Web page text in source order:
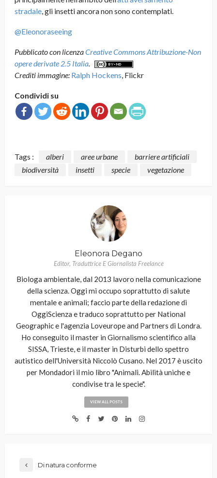
stradale, gli insetti ancora non sono contemplati.
@Eleonoraseeing
Pubblicato con licenzaCreative Commons Attribuzione-Non
opere derivate 2.5 Italia.
Crediti immagine: Ralph Hockens, Flickr
Condividi su
Tags : alberi aree urbane
barriere artificiali
biodiversità
insetti specie vegetazione
Eleonora Degano
Editor, Traduttrice E Giornalista Freelance
Biologa ambientale, dal 2013 lavoro nella comunicazione
della scienza. Oggi mi occupo soprattutto di salute
mentale e animali; faccio parte della redazione di
OggiScienza e traduco soprattutto per National
Geographic e l'agenzia Loveurope and Partners di Londra.
Ho conseguito il master in Giornalismo scientifico alla
SISSA, Trieste, e il master in Disturbi dello spettro
autistico dell'Università Niccolò Cusano. Nel 2017 è uscito
per Mondadori il mio libro "Animali. Abilità uniche e
condivise tra le specie".
VIEW ALL POSTS
Di natura conforme